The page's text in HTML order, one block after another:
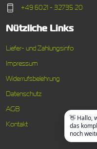
+49 6021 - 32735 20
Nützliche Links
Liefer- und Zahlungsinfo
Impressum
Widerrufsbelehrung
Datenschutz
AGB
Kontakt
👋 Hallo,
das
noch